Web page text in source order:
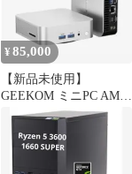
¥85,000
【新品未使用】
GEEKOM ミニPC AMD
Ryzen7-6800H